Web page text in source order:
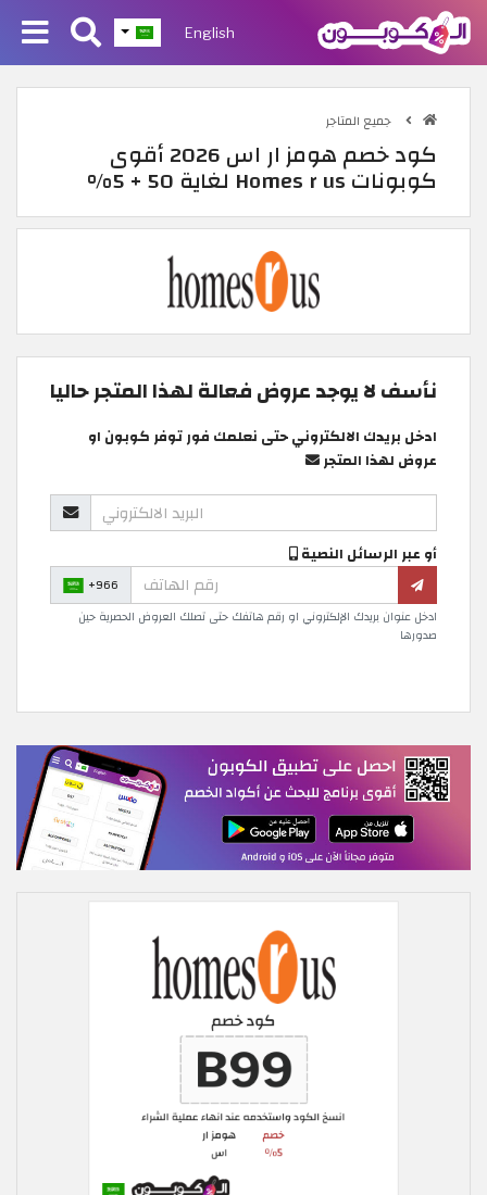
English
جميع المتاجر
كود خصم هومز ار اس 2026 أقوى
كوبونات Homes r us لغاية 50 + 5%
نأسف لا يوجد عروض فعالة لهذا المتجر حاليا
ادخل بريدك الالكتروني حتى نعلمك فور توفر كوبون او
عروض لهذا المتجر
أو عبر الرسائل النصية
+966
ادخل عنوان بريدك الإلكتروني او رقم هاتفك حتى تصلك العروض الحصرية حين
صدورها